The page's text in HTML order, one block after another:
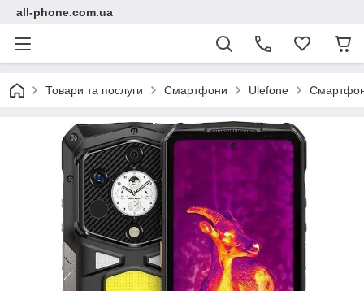
all-phone.com.ua
Товари та послуги Смартфони Ulefone